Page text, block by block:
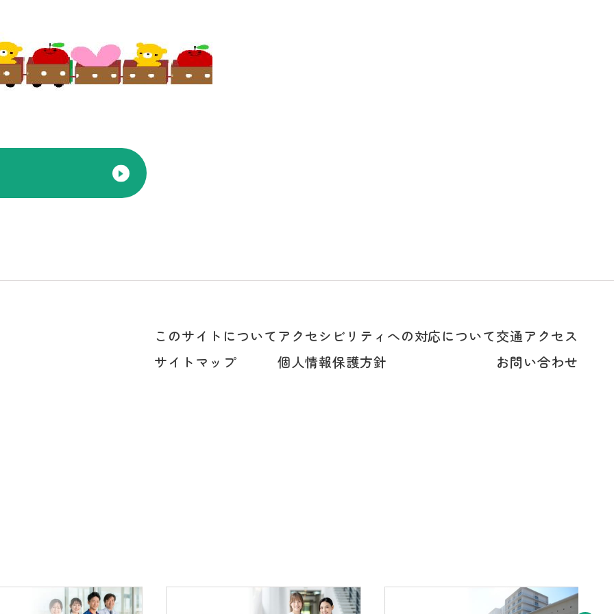
このサイトについて
サイトマップ
アクセシビリティへの対応について
個人情報保護方針
交通アクセス
お問い合わせ